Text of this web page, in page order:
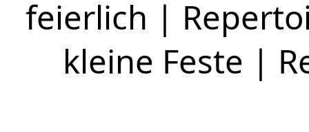
feierlich |
kleine Feste |